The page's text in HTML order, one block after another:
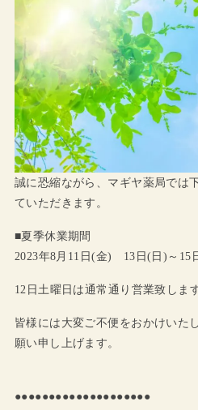
誠に恐縮ながら、マギヤ薬局では
ていただきます。
■夏季休業期間
2023年8月11日(金) 13日(日)～15
12日土曜日は通常通り営業致します
皆様には大変ご不便をおかけいた
願い申し上げます。
●●●●●●●●●●●●●●●●●●●●